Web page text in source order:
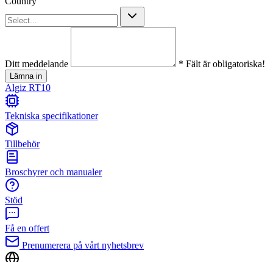
Ditt meddelande * Fält är obligatoriska!
Lämna in
Algiz RT10
Tekniska specifikationer
Tillbehör
Broschyrer och manualer
Stöd
Få en offert
Prenumerera på vårt nyhetsbrev